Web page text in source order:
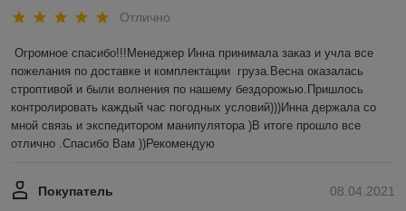
Отлично
Огромное спасибо!!!Менеджер Инна принимала заказ и учла все
пожелания по доставке и комплектации  груза.Весна оказалась
строптивой и были волнения по нашему бездорожью.Пришлось
контролировать каждый час погодных условий)))Инна держала со
мной связь и экспедитором манипулятора )В итоге прошло все
отлично .Спасибо Вам ))Рекомендую
08.04.2021
Покупатель